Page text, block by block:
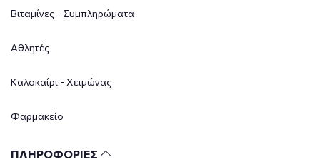
Βιταμίνες - Συμπληρώματα
Αθλητές
Καλοκαίρι - Χειμώνας
Φαρμακείο
ΠΛΗΡΟΦΟΡΙΕΣ